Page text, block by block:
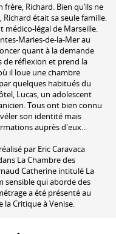
Richard. Bien qu’ils ne
était sa seule famille.
légal de Marseille.
Maries-de-la-Mer au
quant à la demande
réflexion et prend la
il loue une chambre
quelques habitués du
Lucas, un adolescent
Tous ont bien connu
son identité mais
auprès d'eux...
par Eric Caravaca
La Chambre des
Catherine intitulé La
sensible qui aborde des
a été présenté au
la Critique à Venise.